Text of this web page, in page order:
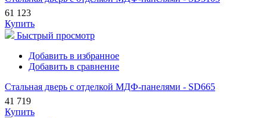
61 123
Купить
Быстрый просмотр
Добавить в избранное
Добавить в сравнение
Стальная дверь с отделкой МДФ-панелями - SD665
41 719
Купить